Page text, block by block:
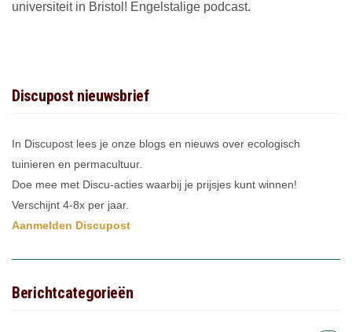
universiteit in Bristol! Engelstalige podcast.
Discupost nieuwsbrief
In Discupost lees je onze blogs en nieuws over ecologisch
tuinieren en permacultuur.
Doe mee met Discu-acties waarbij je prijsjes kunt winnen!
Verschijnt 4-8x per jaar.
Aanmelden Discupost
Berichtcategorieën